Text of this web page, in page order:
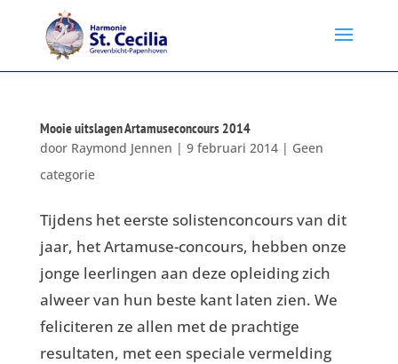
Mooie uitslagen Artamuseconcours 2014
door Raymond Jennen | 9 februari 2014| Geen
categorie
Tijdens het eerste solistenconcours van dit
jaar, het Artamuse-concours, hebben onze
jonge leerlingen aan deze opleiding zich
alweer van hun beste kant laten zien. We
feliciteren ze allen met de prachtige
resultaten, met een speciale vermelding